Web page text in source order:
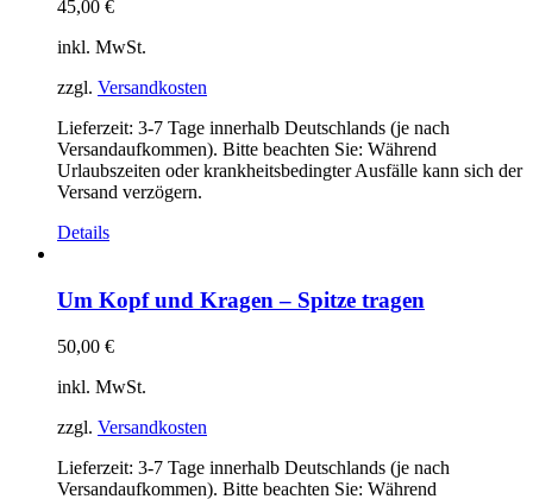
45,00 €
inkl. MwSt.
zzgl. Versandkosten
Lieferzeit: 3-7 Tage innerhalb Deutschlands (je nach
Versandaufkommen). Bitte beachten Sie: Während
Urlaubszeiten oder krankheitsbedingter Ausfälle kann sich der
Versand verzögern.
Details
Um Kopf und Kragen – Spitze tragen
50,00 €
inkl. MwSt.
zzgl. Versandkosten
Lieferzeit: 3-7 Tage innerhalb Deutschlands (je nach
Versandaufkommen). Bitte beachten Sie: Während